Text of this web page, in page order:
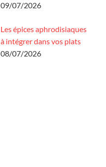
09/07/2026
Les épices aphrodisiaques
à intégrer dans vos plats
08/07/2026